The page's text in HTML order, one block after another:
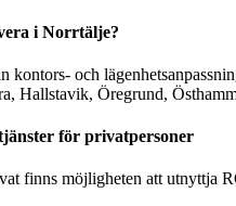
i Norrtälje?
och
Hallstavik, Öregrund,
för privatpersoner
finns möjligheten att utnyttja